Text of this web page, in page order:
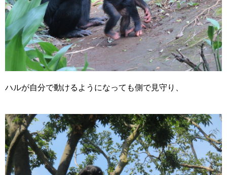
ハルが自分で動けるようになっても側で見守り、